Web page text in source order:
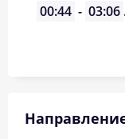
00:44 - 03:06